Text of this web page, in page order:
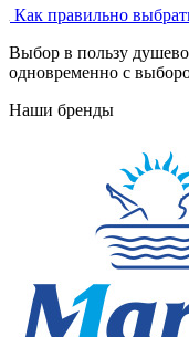
Как правильно
Выбор в пользу
одновременно с
Наши бренды